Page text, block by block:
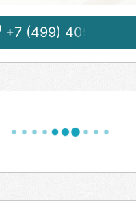
+7 (499) 409-21-07